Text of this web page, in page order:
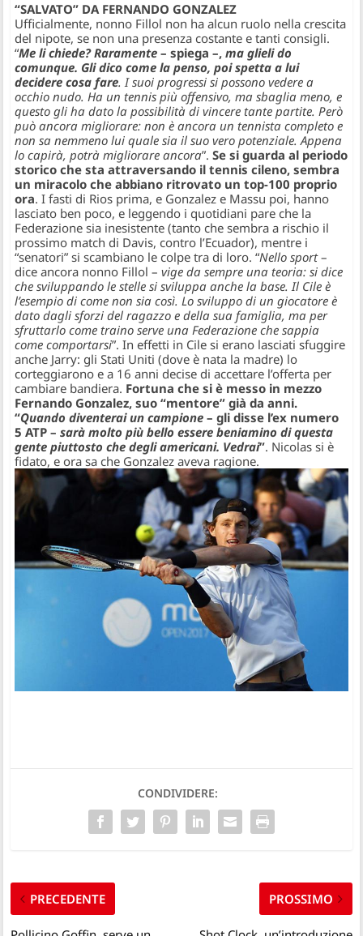
“SALVATO” DA FERNANDO GONZALEZ
Ufficialmente, nonno Fillol non ha alcun ruolo nella crescita
del nipote, se non una presenza costante e tanti consigli.
“Me li chiede? Raramente – spiega –,ma glieli do
comunque. Gli dico come la penso, poi spetta a lui
decidere cosa fare. I suoi progressi si possono vedere a
occhio nudo. Ha un tennis più offensivo, ma sbaglia meno, e
questo gli ha dato la possibilità di vincere tante partite. Però
può ancora migliorare: non è ancora un tennista completo e
non sa nemmeno lui quale sia il suo vero potenziale. Appena
lo capirà, potrà migliorare ancora”.Se si guarda al periodo
storico che sta attraversando il tennis cileno, sembra
un miracolo che abbiano ritrovato un top-100 proprio
ora. I fasti di Rios prima, e Gonzalez e Massu poi, hanno
lasciato ben poco, e leggendo i quotidiani pare che la
Federazione sia inesistente (tanto che sembra a rischio il
prossimo match di Davis, contro l’Ecuador), mentre i
“senatori” si scambiano le colpe tra di loro. “Nello sport–
dice ancora nonno Fillol –vige da sempre una teoria: si dice
che sviluppando le stelle si sviluppa anche la base. Il Cile è
l’esempio di come non sia così. Lo sviluppo di un giocatore è
dato dagli sforzi del ragazzo e della sua famiglia, ma per
sfruttarlo come traino serve una Federazione che sappia
come comportarsi”. In effetti in Cile si erano lasciati sfuggire
anche Jarry: gli Stati Uniti (dove è nata la madre) lo
corteggiarono e a 16 anni decise di accettare l’offerta per
cambiare bandiera. Fortuna che si è messo in mezzo
Fernando Gonzalez, suo “mentore” già da anni.
“Quando diventerai un campione – gli disse l’ex numero
5 ATP –sarà molto più bello essere beniamino di questa
gente piuttosto che degli americani. Vedrai”. Nicolas si è
fidato, e ora sa che Gonzalez aveva ragione.
CONDIVIDERE:
PRECEDENTE PROSSIMO